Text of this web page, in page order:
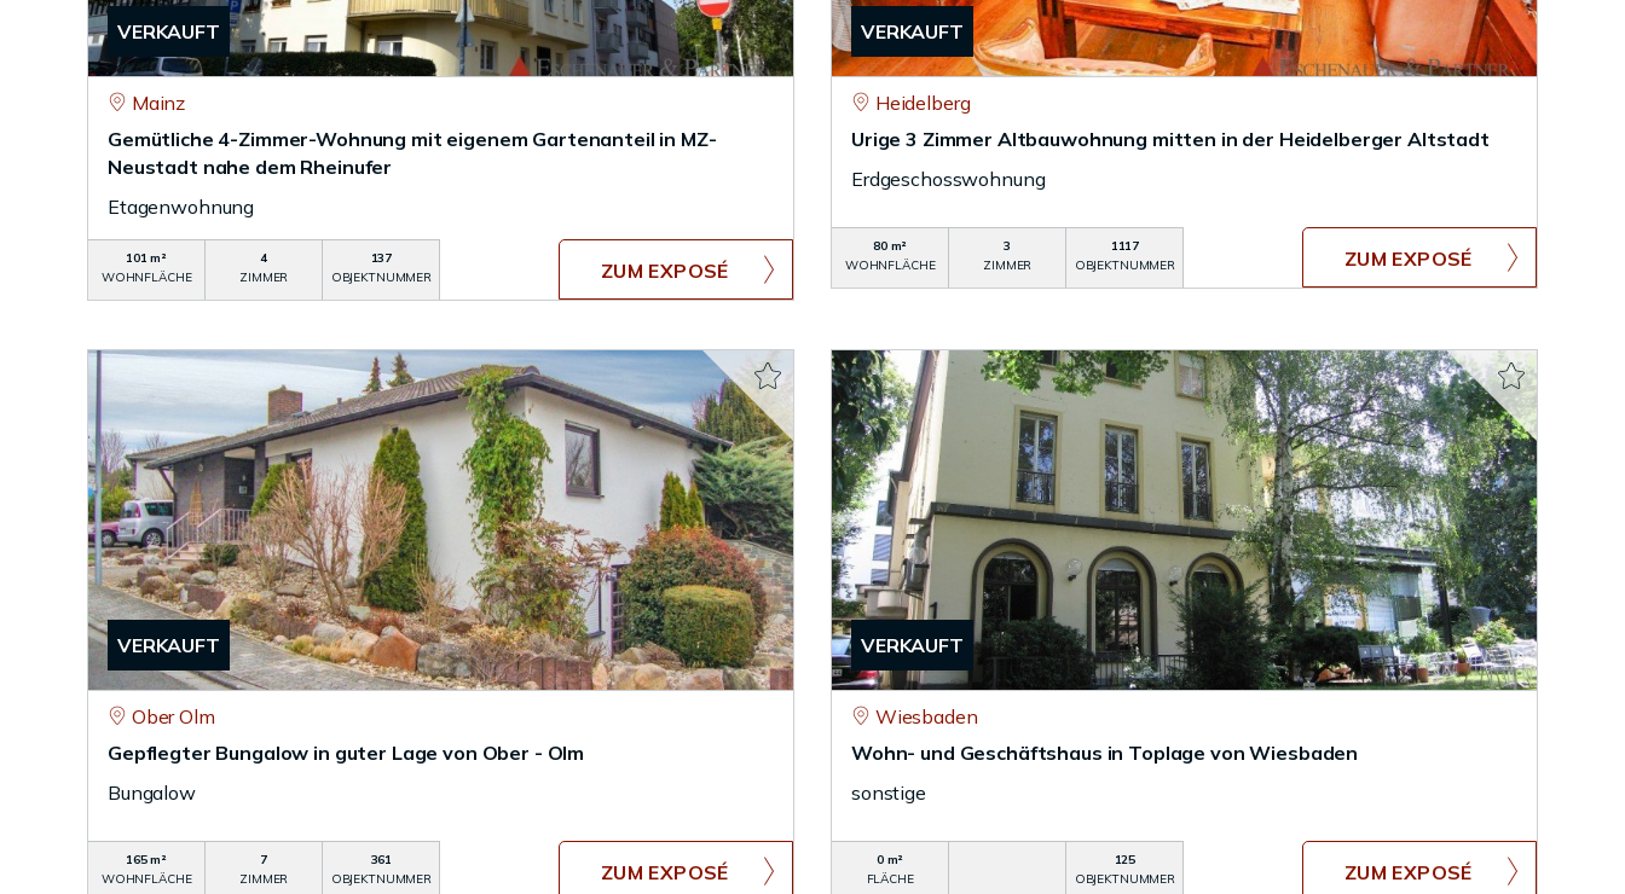
VERKAUFT
Mainz
Gemütliche 4-Zimmer-Wohnung mit eigenem Gartenanteil in MZ-
Neustadt nahe dem Rheinufer
Etagenwohnung
101 m²
WOHNFLÄCHE
4
ZIMMER
137
OBJEKTNUMMER
ZUM EXPOSÉ
VERKAUFT
Heidelberg
Urige 3 Zimmer Altbauwohnung mitten in der Heidelberger Altstadt
Erdgeschosswohnung
80 m²
WOHNFLÄCHE
3
ZIMMER
1117
OBJEKTNUMMER
ZUM EXPOSÉ
VERKAUFT
Ober Olm
Gepflegter Bungalow in guter Lage von Ober - Olm
Bungalow
165 m²
WOHNFLÄCHE
7
ZIMMER
361
OBJEKTNUMMER
ZUM EXPOSÉ
VERKAUFT
Wiesbaden
Wohn- und Geschäftshaus in Toplage von Wiesbaden
sonstige
0 m²
FLÄCHE
125
OBJEKTNUMMER
ZUM EXPOSÉ